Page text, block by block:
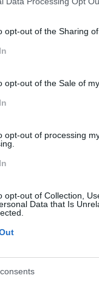
opt-out of the Sharing
opt-out of the Sale of
opt-out of processing
opt-out of Collection,
Data that Is
Construir o